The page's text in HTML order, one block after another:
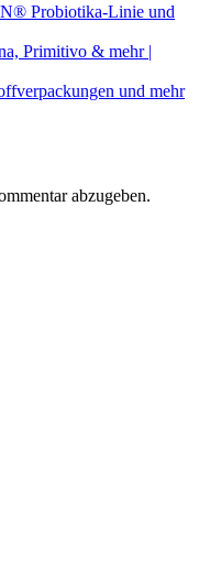
Probiotika-Linie und
Primitivo & mehr |
und mehr
abzugeben.